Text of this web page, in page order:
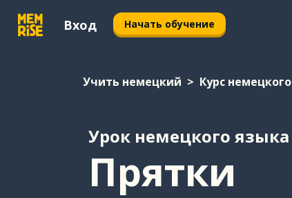
Вход Начать обучение
Учить немецкий Курс немецкого
Урок немецкого языка
Прятки